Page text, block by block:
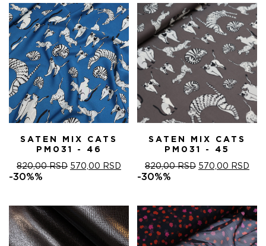
SATEN MIX CATS
PM031 - 46
820,00RSD ОРИГИНАЛНА
820,00 RSD.
570,00 RSD ТРЕНУТНА
ЦЕНА
-30%%
SATEN MIX CATS
PM031 - 45
820,00RSD ОРИГИНАЛНА
820,00 RSD.
570,00 RSD
-30%%